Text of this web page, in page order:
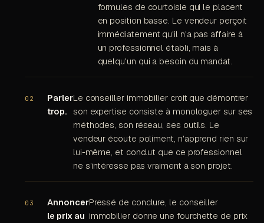
formules de courtoisie qui le placent
en position basse. Le vendeur perçoit
immédiatement qu'il n'a pas affaire à
un professionnel établi, mais à
quelqu'un qui a besoin du mandat.
Parler
trop.
Le conseiller immobilier croit que démontrer
son expertise consiste à monologuer sur ses
méthodes, son réseau, ses outils. Le
vendeur écoute poliment, n'apprend rien sur
lui-même, et conclut que ce professionnel
ne s'intéresse pas vraiment à son projet.
Annoncer
le prix au
Pressé de conclure, le conseiller
immobilier donne une fourchette de prix